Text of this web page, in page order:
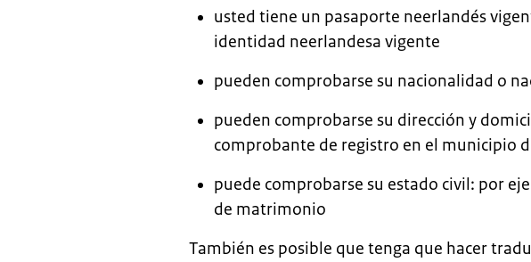
usted tiene un pasaporte neerlandés
identidad neerlandesa vigente
pueden comprobarse su nacionalidad o
pueden comprobarse su dirección y
comprobante de registro en el municipio
puede comprobarse su estado civil: por
de matrimonio
También es posible que tenga que hacer